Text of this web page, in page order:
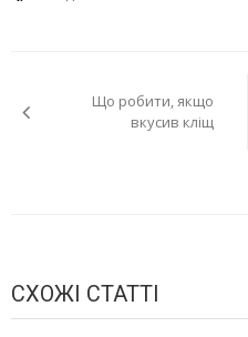
записів
Що робити, якщо
вкусив кліщ
СХОЖІ СТАТТІ